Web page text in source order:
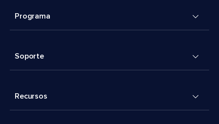
Programa
Soporte
Recursos